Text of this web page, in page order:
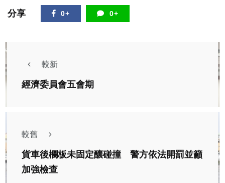
分享 0+ 0+
較新
經濟委員會五會期
較舊
貨車後欄板未固定釀碰撞 警方依法開罰並籲
加強檢查